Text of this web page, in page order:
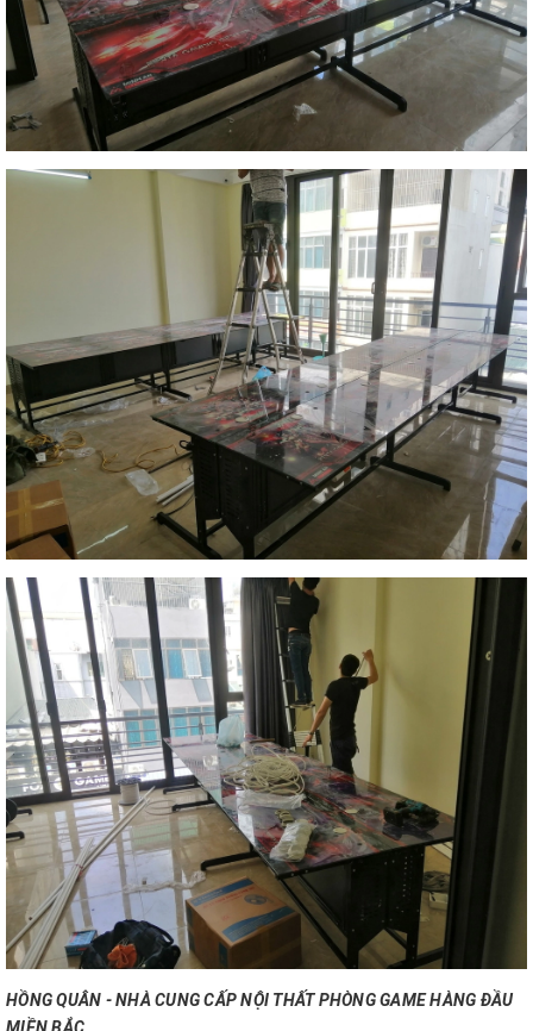
HỒNG QUÂN - NHÀ CUNG CẤP NỘI THẤT PHÒNG GAME HÀNG ĐẦU
MIỀN BẮC